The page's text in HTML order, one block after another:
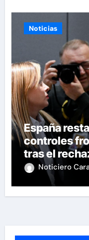
Noticias
España
controles
tras el
lasNoticiero